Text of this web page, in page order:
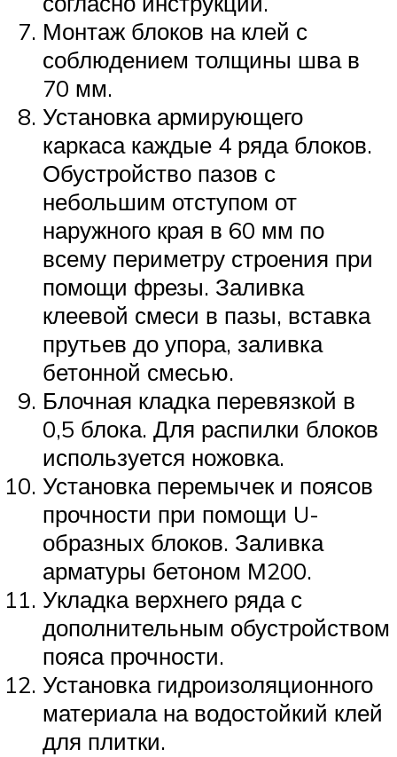
Монтаж блоков на клей с
соблюдением толщины шва в
70 мм.
Установка армирующего
каркаса каждые 4 ряда блоков.
Обустройство пазов с
небольшим отступом от
наружного края в 60 мм по
всему периметру строения при
помощи фрезы. Заливка
клеевой смеси в пазы, вставка
прутьев до упора, заливка
бетонной смесью.
Блочная кладка перевязкой в
0,5 блока. Для распилки блоков
используется ножовка.
Установка перемычек и поясов
прочности при помощи U-
образных блоков. Заливка
арматуры бетоном М200.
Укладка верхнего ряда с
дополнительным обустройством
пояса прочности.
Установка гидроизоляционного
материала на водостойкий клей
для плитки.